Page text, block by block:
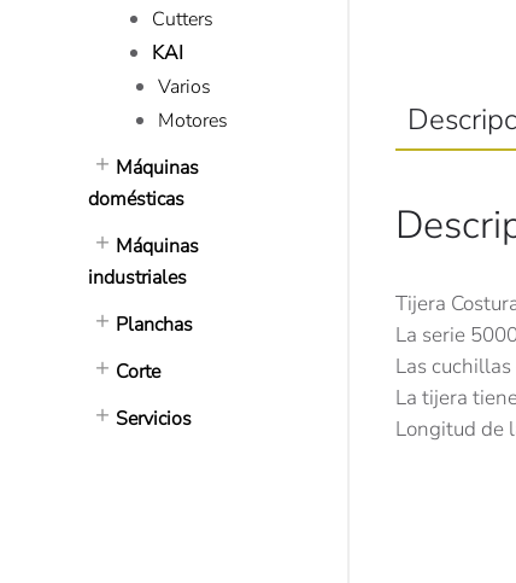
Tijera
La serie
Las
La tijera
Longitud de
Cutters
KAI
Varios
Motores
Máquinas
domésticas
Máquinas
industriales
Planchas
Corte
Servicios